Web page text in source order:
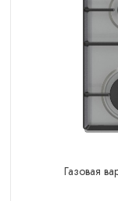
Газовая